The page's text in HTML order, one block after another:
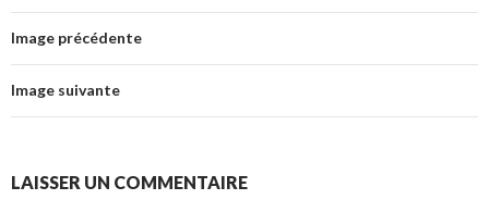
Image précédente
Image suivante
LAISSER UN COMMENTAIRE